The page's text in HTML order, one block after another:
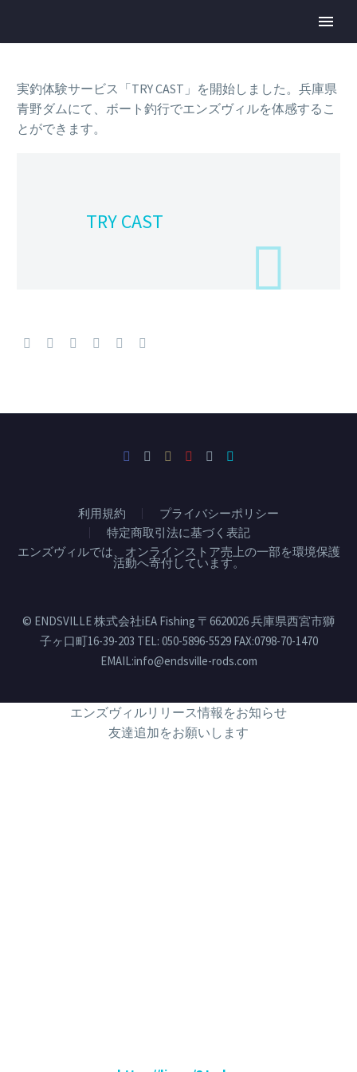
実釣体験サービス「TRY CAST」を開始しました。兵庫県
青野ダムにて、ボート釣行でエンズヴィルを体感するこ
とができます。
TRY CAST
利用規約
プライバシーポリシー
特定商取引法に基づく表記
エンズヴィルでは、オンラインストア売上の一部を環境保護
活動へ寄付しています。
© ENDSVILLE 株式会社iEA Fishing 〒6620026 兵庫県西宮市獅
子ヶ口町16-39-203 TEL: 050-5896-5529 FAX:0798-70-1470
EMAIL:info@endsville-rods.com
エンズヴィルリリース情報をお知らせ
友達追加をお願いします